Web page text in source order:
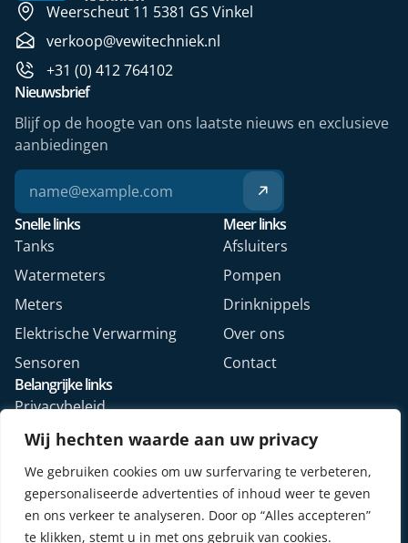
Wij hechten waarde aan uw privacy
We gebruiken cookies om uw surfervaring te verbeteren,
gepersonaliseerde advertenties of inhoud weer te geven
en ons verkeer te analyseren. Door op “Alles accepteren”
te klikken, stemt u in met ons gebruik van cookies.
Weerscheut 11 5381 GS Vinkel
verkoop@vewitechniek.nl
+31 (0) 412 764102
Snelle links
Tanks
Watermeters
Meters
Elektrische Verwarming
Sensoren
Meer links
Afsluiters
Pompen
Drinknippels
Over ons
Contact
Belangrijke links
Privacybeleid
Algemene voorwaarden
Veelgestelde vragen
Retourformulier webshop
Nieuwsbrief
Blijf op de hoogte van ons laatste nieuws en exclusieve
aanbiedingen